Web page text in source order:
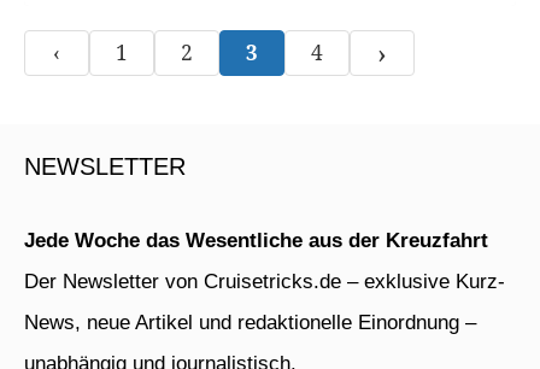
‹ 1 2 3 4 ›
NEWSLETTER
Jede Woche das Wesentliche aus der Kreuzfahrt
Der Newsletter von Cruisetricks.de – exklusive Kurz-
News, neue Artikel und redaktionelle Einordnung –
unabhängig und journalistisch.